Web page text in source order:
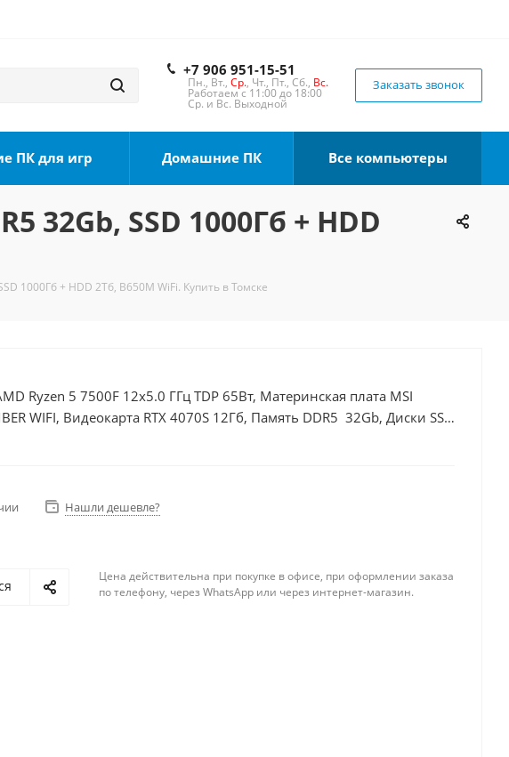
+7 906 951-15-51
Пн., Вт., Ср., Чт., Пт., Сб., Вс.
Работаем с 11:00 до 18:00
Ср. и Вс. Выходной
Заказать звонок
ПК для игр Домашние ПК Все компьютеры
32Gb, SSD 1000Гб + HDD
1000Гб + HDD 2Тб, B650M WiFi. Купить в Томске
Ryzen 5 7500F 12x5.0 ГГц TDP 65Вт, Материнская плата MSI
WIFI, Видеокарта RTX 4070S 12Гб, Память DDR5 32Gb, Диски SSD
2Тб, БП 750Вт
Нашли дешевле?
Цена действительна при покупке в офисе, при оформлении заказа
по телефону, через WhatsApp или через интернет-магазин.